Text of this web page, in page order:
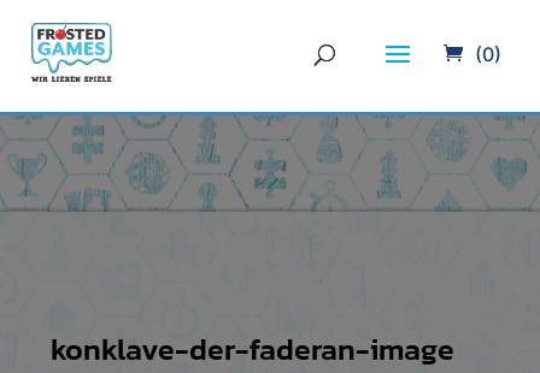
(0)
konklave-der-faderan-image